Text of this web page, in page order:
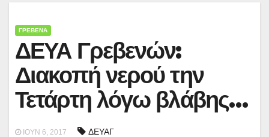
ΓΡΕΒΕΝΑ
ΔΕΥΑ Γρεβενών:
Διακοπή νερού την
Τετάρτη λόγω βλάβης…
ΙΟΎΝ 6, 2017 ΔΕΥΑΓ